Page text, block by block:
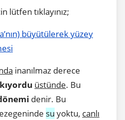
lütfen tıklayınız;
büyütülerek yüzey
inanılmaz derece
üstünde. Bu
denir. Bu
su yoktu, canlı